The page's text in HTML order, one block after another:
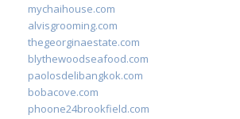
mychaihouse.com
alvisgrooming.com
thegeorginaestate.com
blythewoodseafood.com
paolosdelibangkok.com
bobacove.com
phoone24brookfield.com